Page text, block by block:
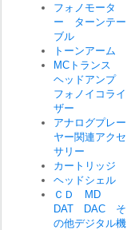
フォノモータ
ー ターンテー
ブル
トーンアーム
MCトランス
ヘッドアンプ
フォノイコライ
ザー
アナログプレー
ヤー関連アクセ
サリー
カートリッジ
ヘッドシェル
ＣＤ MD
DAT DAC そ
の他デジタル機